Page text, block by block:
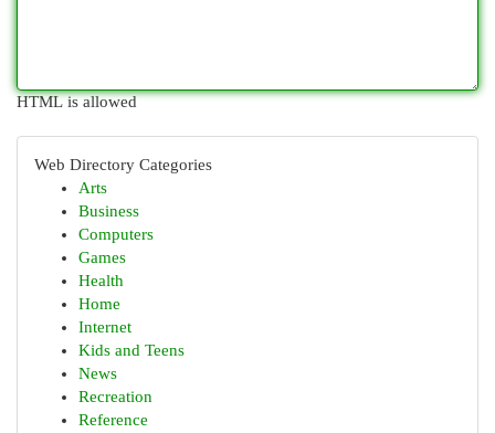
HTML is allowed
Web Directory Categories
Arts
Business
Computers
Games
Health
Home
Internet
Kids and Teens
News
Recreation
Reference